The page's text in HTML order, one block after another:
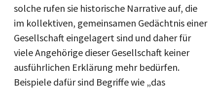
solche rufen sie historische Narrative auf, die
im kollektiven, gemeinsamen Gedächtnis einer
Gesellschaft eingelagert sind und daher für
viele Angehörige dieser Gesellschaft keiner
ausführlichen Erklärung mehr bedürfen.
Beispiele dafür sind Begriffe wie „das